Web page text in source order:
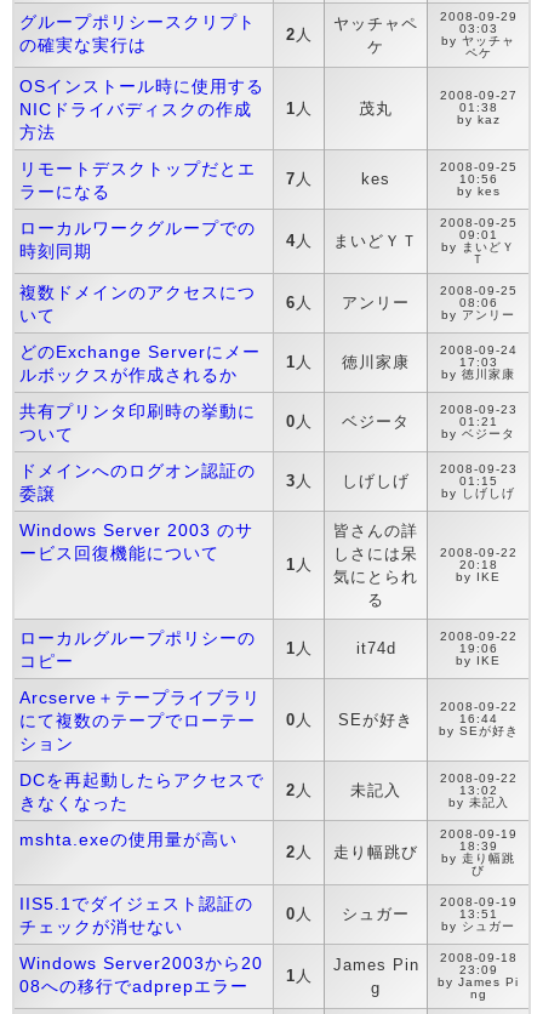
グループポリシースクリプト
の確実な実行は
2 人
ヤッチャペ
ケ
2008-09-29
03:03
by ヤッチャ
ペケ
OSインストール時に使用する
NICドライバディスクの作成
方法
1 人 茂丸
2008-09-27
01:38
by kaz
リモートデスクトップだとエ
ラーになる
7 人 kes
2008-09-25
10:56
by kes
ローカルワークグループでの
時刻同期
4人 まいどＹＴ
2008-09-25
09:01
by まいどＹ
Ｔ
複数ドメインのアクセスにつ
いて
6 人 アンリー
2008-09-25
08:06
by アンリー
どのExchange Serverにメー
ルボックスが作成されるか
1 人 徳川家康
2008-09-24
17:03
by 徳川家康
共有プリンタ印刷時の挙動に
ついて
0 人 ベジータ
2008-09-23
01:21
by ベジータ
ドメインへのログオン認証の
委譲
3 人 しげしげ
2008-09-23
01:15
by しげしげ
Windows Server 2003 のサ
ービス回復機能について
1 人
皆さんの詳
しさには呆
気にとられ
る
2008-09-22
20:18
by IKE
ローカルグループポリシーの
コピー
1 人 it74d
2008-09-22
19:06
by IKE
Arcserve＋テープライブラリ
にて複数のテープでローテー
ション
0 人 SEが好き
2008-09-22
16:44
by SEが好き
DCを再起動したらアクセスで
きなくなった
2 人 未記入
2008-09-22
13:02
by 未記入
mshta.exeの使用量が高い
2 人 走り幅跳び
2008-09-19
18:39
by 走り幅跳
び
IIS5.1でダイジェスト認証の
チェックが消せない
0 人 シュガー
2008-09-19
13:51
by シュガー
Windows Server2003から20
08への移行でadprepエラー
1 人
James Pin
g
2008-09-18
23:09
by James Pi
ng